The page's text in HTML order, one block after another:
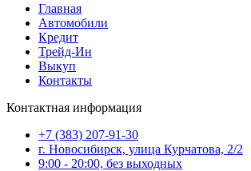
Главная
Автомобили
Кредит
Трейд-Ин
Выкуп
Контакты
Контактная информация
+7 (383) 207-91-30
г. Новосибирск, улица Курчатова, 2/2
9:00 - 20:00, без выходных